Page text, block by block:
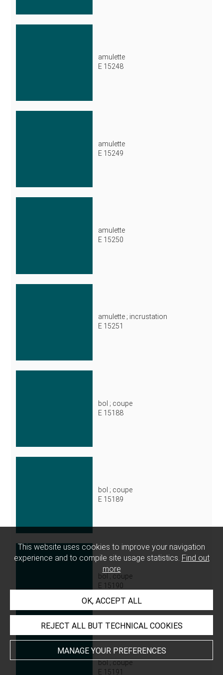
amulette
E 15248
amulette
E 15249
amulette
E 15250
amulette ; incrustation
E 15251
bol ; coupe
E 15188
bol ; coupe
E 15189
bol ; coupe
E 15190
bol ; coupe
E 15191
This website uses cookies to improve your navigation
experience and to compile site usage statistics. Find out
more
OK, ACCEPT ALL
REJECT ALL BUT TECHNICAL COOKIES
MANAGE YOUR PREFERENCES